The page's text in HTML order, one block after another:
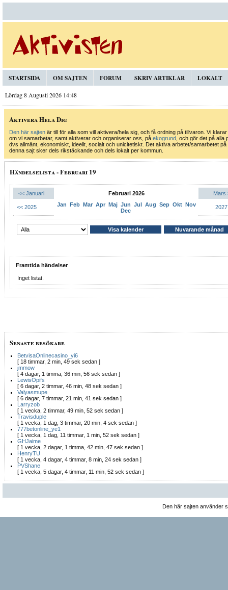
STARTSIDA OM SAJTEN FORUM SKRIV ARTIKLAR LOKALT
Lördag 8 Augusti 2026 14:48
Aktivera Hela Dig
Den här sajten är till för alla som vill aktivera/hela sig, och få ordning på tillvaron. Vi klarar
om vi samarbetar, samt aktiverar och organiserar oss, på ekogrund , och gör det på alla
dvs allmänt, ekonomiskt, ideellt, socialt och unicitetiskt. Det aktiva arbetet/samarbetet på
denna sajt sker dels rikstäckande och dels lokalt per kommun.
Händelselista - Februari 19
<< Januari Februari 2026 Mars
<< 2025 Jan Feb Mar Apr Maj Jun Jul Aug Sep Okt Nov
Dec
Framtida händelser
Inget listat.
Senaste besökare
BetvisaOnlinecasino_yi6
[ 18 timmar, 2 min, 49 sek sedan ]
jmmow
[ 4 dagar, 1 timma, 36 min, 56 sek sedan ]
LewisOpifs
[ 6 dagar, 2 timmar, 46 min, 48 sek sedan ]
Valyasmupe
[ 6 dagar, 7 timmar, 21 min, 41 sek sedan ]
Larryzob
[ 1 vecka, 2 timmar, 49 min, 52 sek sedan ]
Travisduple
[ 1 vecka, 1 dag, 3 timmar, 20 min, 4 sek sedan ]
777betonline_ye1
[ 1 vecka, 1 dag, 11 timmar, 1 min, 52 sek sedan ]
GHJaime
[ 1 vecka, 2 dagar, 1 timma, 42 min, 47 sek sedan ]
HenryTU
[ 1 vecka, 4 dagar, 4 timmar, 8 min, 24 sek sedan ]
PVShane
[ 1 vecka, 5 dagar, 4 timmar, 11 min, 52 sek sedan ]
Den här sajten använder